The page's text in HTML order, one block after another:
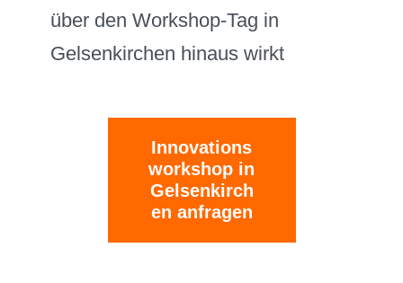
über den Workshop-Tag in
Gelsenkirchen hinaus wirkt
Innovations
workshop in
Gelsenkirch
en anfragen